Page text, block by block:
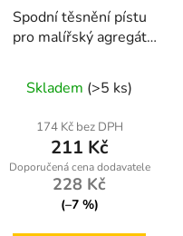
Spodní těsnění pístu
pro malířský agregát
Skladem (>5 ks)
174 Kč bez DPH
211 Kč
228 Kč
(–7 %)